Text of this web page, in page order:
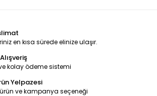
en kısa sürede elinize ulaşır.
kolay ödeme sistemi
Yelpazesi
ve kampanya seçeneği